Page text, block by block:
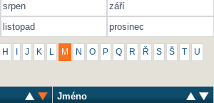
srpen
září
listopad prosinec
H J K L M N O P Q R Ř S Š U
Jméno